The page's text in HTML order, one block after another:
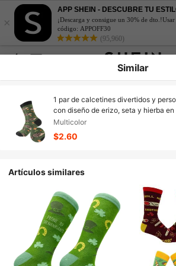
×
APP SHEIN - DESCUBRE TU
¡Descarga y consigue un 30% de dto.!Usar
código: APPOFF30
(95,960)
Similar
1 par de calcetines divertidos y
con diseño de erizo, seta y hierba
estilo jacquard. Calcetines de media
año, talla europea y americana,
duraderos, de colores ricos,
Multicolor
$2.60
Artículos similares